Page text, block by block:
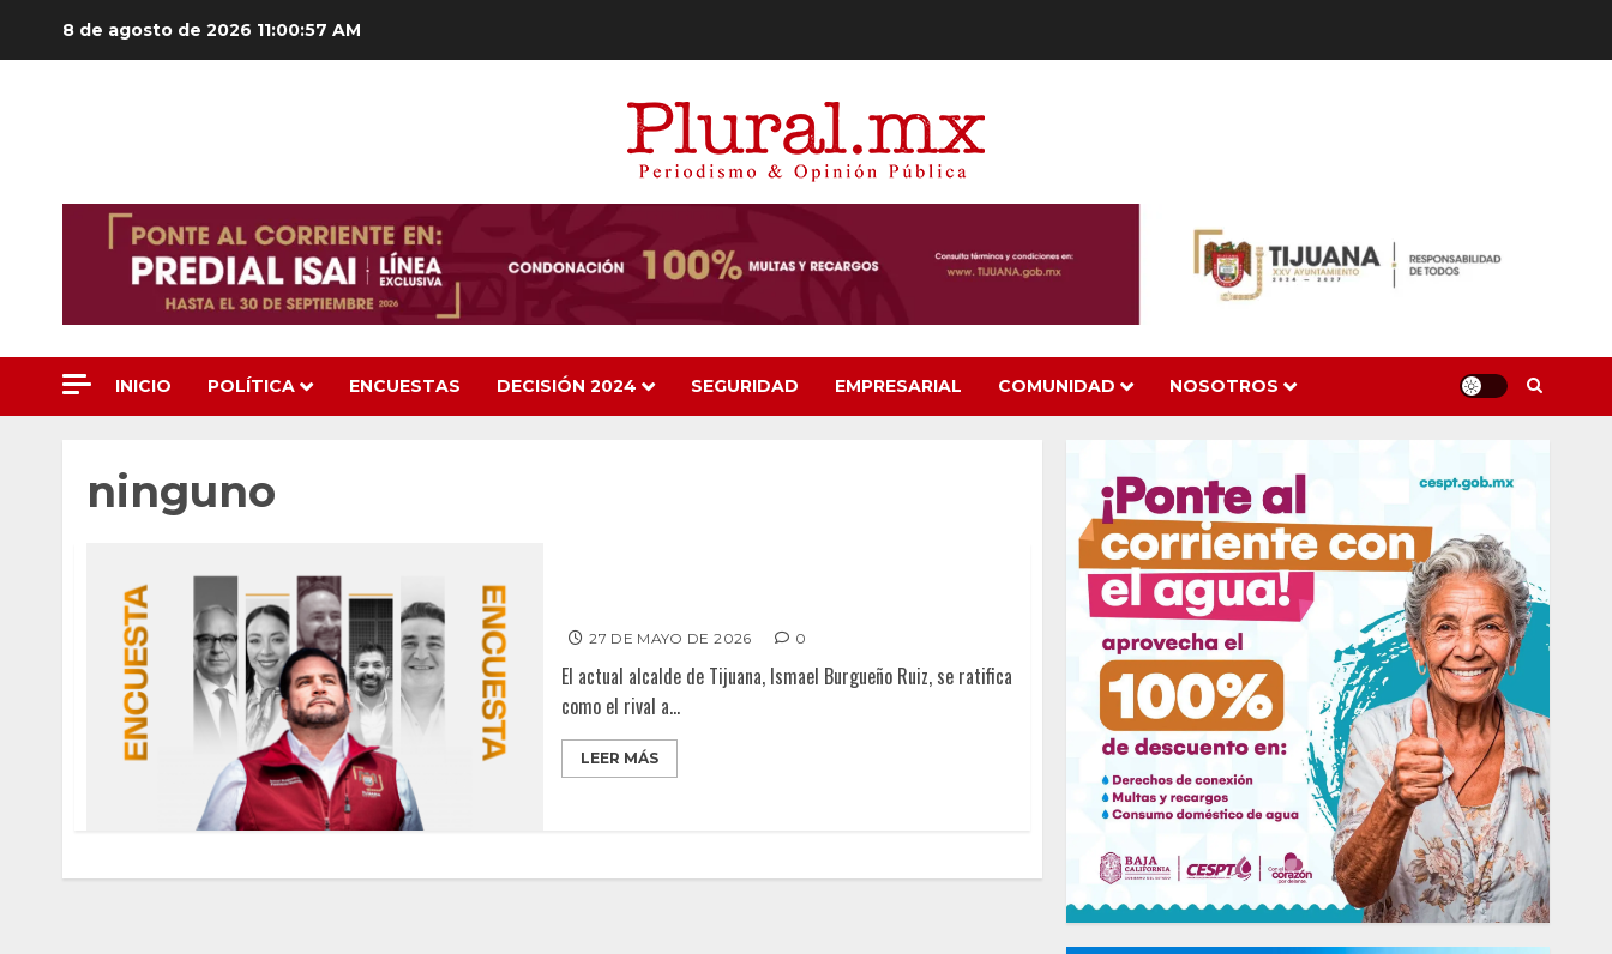
8 de agosto de 2026 11:00:58 AM
INICIO POLÍTICA ENCUESTAS DECISIÓN 2024 SEGURIDAD EMPRESARIAL COMUNIDAD NOSOTROS
ninguno
27 DE MAYO DE 2026 0
El actual alcalde de Tijuana, Ismael Burgueño Ruiz, se ratifica
como el rival a...
LEER MÁS